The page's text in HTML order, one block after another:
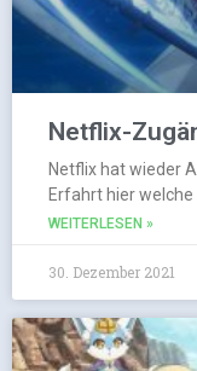
Netflix-
Netflix hat wieder
Erfahrt hier
WEITERLESEN »
30. Dezember 2021